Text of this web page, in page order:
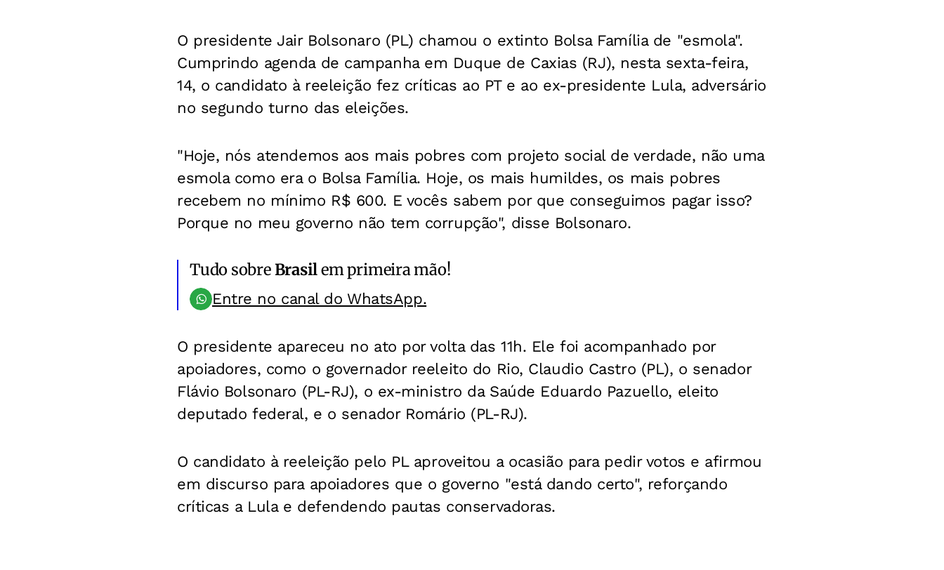
O presidente Jair Bolsonaro (PL) chamou o extinto Bolsa Família de "esmola".
Cumprindo agenda de campanha em Duque de Caxias (RJ), nesta sexta-feira,
14, o candidato à reeleição fez críticas ao PT e ao ex-presidente Lula, adversário
no segundo turno das eleições.
"Hoje, nós atendemos aos mais pobres com projeto social de verdade, não uma
esmola como era o Bolsa Família. Hoje, os mais humildes, os mais pobres
recebem no mínimo R$ 600. E vocês sabem por que conseguimos pagar isso?
Porque no meu governo não tem corrupção", disse Bolsonaro.
Tudo sobreBrasilem primeira mão!
Entre no canal do WhatsApp.
O presidente apareceu no ato por volta das 11h. Ele foi acompanhado por
apoiadores, como o governador reeleito do Rio, Claudio Castro (PL), o senador
Flávio Bolsonaro (PL-RJ), o ex-ministro da Saúde Eduardo Pazuello, eleito
deputado federal, e o senador Romário (PL-RJ).
O candidato à reeleição pelo PL aproveitou a ocasião para pedir votos e afirmou
em discurso para apoiadores que o governo "está dando certo", reforçando
críticas a Lula e defendendo pautas conservadoras.